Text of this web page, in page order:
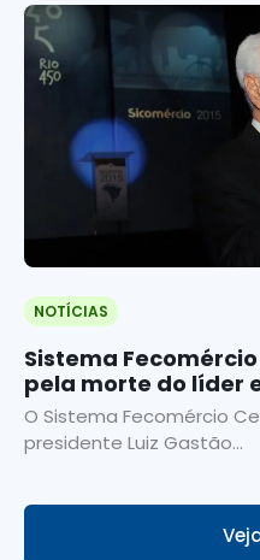
NOTÍCIAS
Sistema
pela morte do líder
Oliveira Santos
O Sistema Fecomércio
presidente Luiz Gastão...